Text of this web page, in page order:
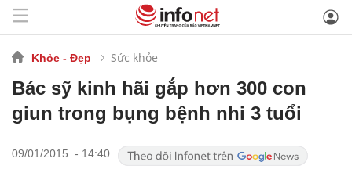
Khỏe - Đẹp Sức khỏe
Bác sỹ kinh hãi gắp hơn 300 con
giun trong bụng bệnh nhi 3 tuổi
09/01/2015 - 14:40